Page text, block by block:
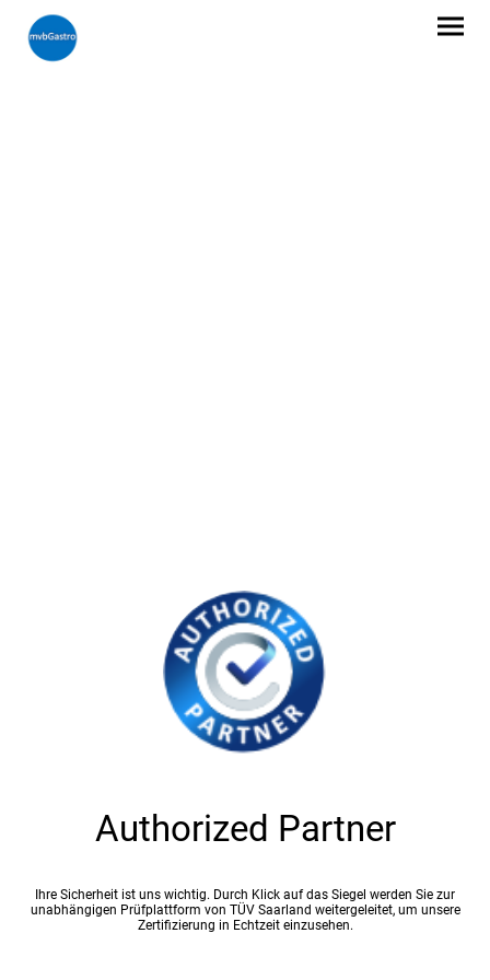
Authorized Partner
Ihre Sicherheit ist uns wichtig. Durch Klick auf das Siegel werden Sie zur
unabhängigen Prüfplattform von TÜV Saarland weitergeleitet, um unsere
Zertifizierung in Echtzeit einzusehen.